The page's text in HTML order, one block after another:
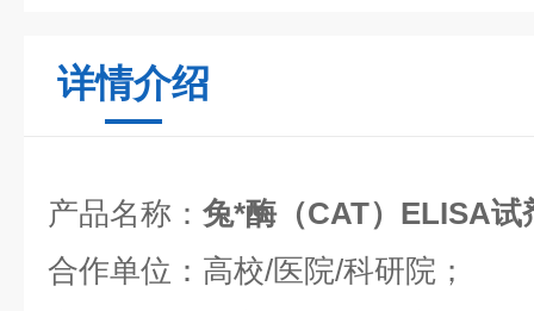
详情介绍
产品名称： 兔*酶（CAT）ELISA试
合作单位：高校/医院/科研院；